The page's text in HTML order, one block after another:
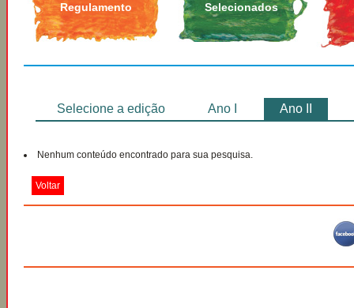
Regulamento Selecionados
Selecione a edição Ano I Ano II
Nenhum conteúdo encontrado para sua pesquisa.
Voltar